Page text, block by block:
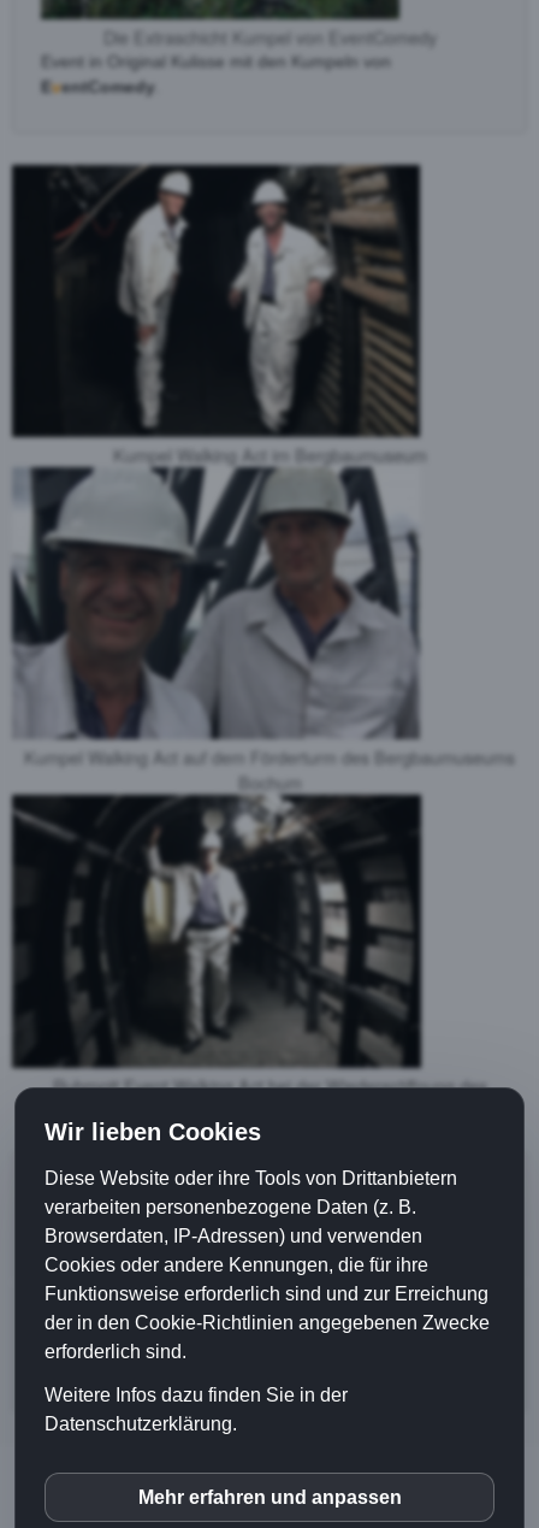
Die Extraschicht Kumpel von EventComedy
Event in Original Kulisse mit den Kumpeln von
EventComedy
Kumpel Walking Act im Bergbaumuseum
Kumpel Walking Act auf dem Förderturm des Bergbaumuseums
Bochum
Ruhrpott Event Walking Act bei der Wiedereröffnung des
Walkact Übersicht
Malocher Walkact anfragen
© BAGATELLO 2026 | Home
Impressum|Datenschutz|
Wir lieben Cookies
Diese Website oder ihre Tools von Drittanbietern
verarbeiten personenbezogene Daten (z. B.
Browserdaten, IP-Adressen) und verwenden
Cookies oder andere Kennungen, die für ihre
Funktionsweise erforderlich sind und zur Erreichung
der in den Cookie-Richtlinien angegebenen Zwecke
erforderlich sind.
Weitere Infos dazu finden Sie in der
Datenschutzerklärung.
inCMS
Mehr erfahren und anpassen